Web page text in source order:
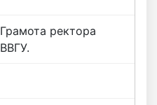
Грамота ректора
ВВГУ.